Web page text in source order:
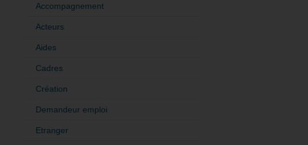
Accompagnement
Acteurs
Aides
Cadres
Création
Demandeur emploi
Etranger